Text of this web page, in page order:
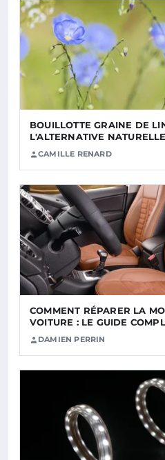
BOUILLOTTE GRAINE DE
L'ALTERNATIVE
CAMILLE RENARD
COMMENT RÉPARER LA
VOITURE : LE GUIDE
DAMIEN PERRIN